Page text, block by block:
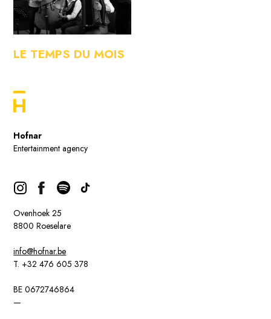
LE TEMPS DU MOIS
Hofnar
Entertainment agency
Ovenhoek 25
8800 Roeselare
info@hofnar.be
T. +32 476 605 378
BE 0672746864
—